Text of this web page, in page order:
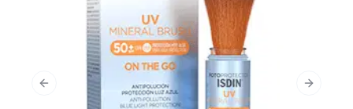
Previous slide Next